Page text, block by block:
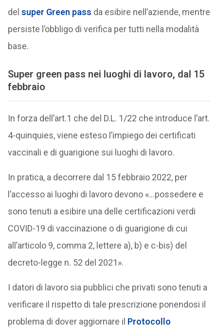
del super Green pass da esibire nell’aziende, mentre
persiste l’obbligo di verifica per tutti nella modalità
base.
Super green pass nei luoghi di lavoro, dal 15
febbraio
In forza dell’art.1 che del D.L. 1/22 che introduce l’art.
4-quinquies, viene esteso l’impiego dei certificati
vaccinali e di guarigione sui luoghi di lavoro.
In pratica, a decorrere dal 15 febbraio 2022, per
l’accesso ai luoghi di lavoro devono «…possedere e
sono tenuti a esibire una delle certificazioni verdi
COVID-19 di vaccinazione o di guarigione di cui
all’articolo 9, comma 2, lettere a), b) e c-bis) del
decreto-legge n. 52 del 2021».
I datori di lavoro sia pubblici che privati sono tenuti a
verificare il rispetto di tale prescrizione ponendosi il
problema di dover aggiornare il Protocollo